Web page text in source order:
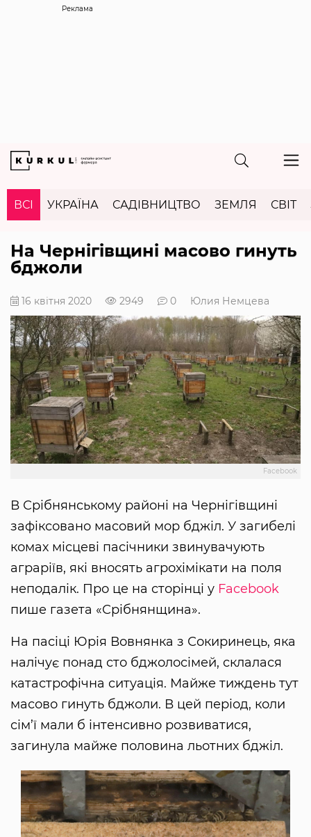
Реклама
ВСІ УКРАЇНА САДІВНИЦТВО ЗЕМЛЯ СВІТ
На Чернігівщині масово гинуть
бджоли
16 квітня 2020 2949 0 Юлия Немцева
Facebook
В Срібнянському районі на Чернігівщині
зафіксовано масовий мор бджіл. У загибелі
комах місцеві пасічники звинувачують
аграріїв, які вносять агрохімікати на поля
неподалік. Про це на сторінці у Facebook
пише газета «Срібнянщина».
На пасіці Юрія Вовнянка з Сокиринець, яка
налічує понад сто бджолосімей, склалася
катастрофічна ситуація. Майже тиждень тут
масово гинуть бджоли. В цей період, коли
сім’ї мали б інтенсивно розвиватися,
загинула майже половина льотних бджіл.